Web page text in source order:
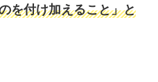
を付け加えること」と